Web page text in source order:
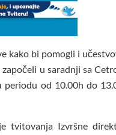
kako bi pomogli i
u saradnji sa
od 10.00h do
tvitovanja Izvršne